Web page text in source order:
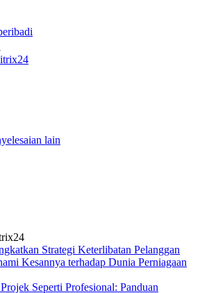
lain
Strategi Keterlibatan Pelanggan
Kesannya terhadap Dunia Perniagaan
Seperti Profesional: Panduan